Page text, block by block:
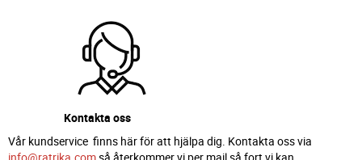
Kontakta oss
Vår kundservice finns här för att hjälpa dig. Kontakta oss via